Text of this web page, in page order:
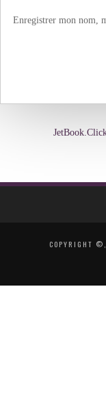
Enregistrer mon nom,
COPYRIGHT ©,